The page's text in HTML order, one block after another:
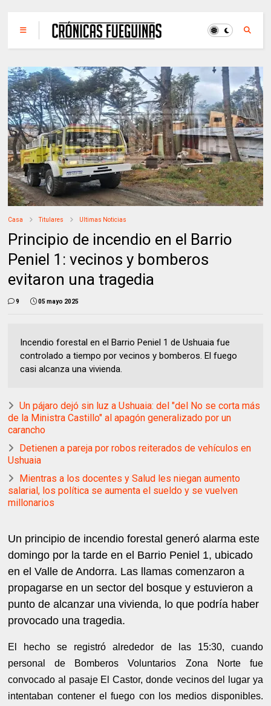
Casa Titulares Ultimas Noticias
Principio de incendio en el Barrio
Peniel 1: vecinos y bomberos
evitaron una tragedia
9 05 mayo 2025
Incendio forestal en el Barrio Peniel 1 de Ushuaia fue
controlado a tiempo por vecinos y bomberos. El fuego
casi alcanza una vivienda.
Un pájaro dejó sin luz a Ushuaia: del "del No se corta más
de la Ministra Castillo" al apagón generalizado por un
carancho
Detienen a pareja por robos reiterados de vehículos en
Ushuaia
Mientras a los docentes y Salud les niegan aumento
salarial, los política se aumenta el sueldo y se vuelven
millonarios
Un principio de incendio forestal generó alarma este
domingo por la tarde en el Barrio Peniel 1, ubicado
en el Valle de Andorra. Las llamas comenzaron a
propagarse en un sector del bosque y estuvieron a
punto de alcanzar una vivienda, lo que podría haber
provocado una tragedia.
El hecho se registró alrededor de las 15:30, cuando
personal de Bomberos Voluntarios Zona Norte fue
convocado al pasaje El Castor, donde vecinos del lugar ya
intentaban contener el fuego con los medios disponibles.